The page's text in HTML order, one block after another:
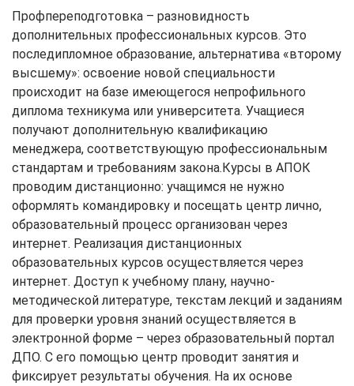
Профпереподготовка – разновидность
дополнительных профессиональных курсов. Это
последипломное образование, альтернатива «второму
высшему»: освоение новой специальности
происходит на базе имеющегося непрофильного
диплома техникума или университета. Учащиеся
получают дополнительную квалификацию
менеджера, соответствующую профессиональным
стандартам и требованиям закона.Курсы в АПОК
проводим дистанционно: учащимся не нужно
оформлять командировку и посещать центр лично,
образовательный процесс организован через
интернет. Реализация дистанционных
образовательных курсов осуществляется через
интернет. Доступ к учебному плану, научно-
методической литературе, текстам лекций и заданиям
для проверки уровня знаний осуществляется в
электронной форме – через образовательный портал
ДПО. С его помощью центр проводит занятия и
фиксирует результаты обучения. На их основе